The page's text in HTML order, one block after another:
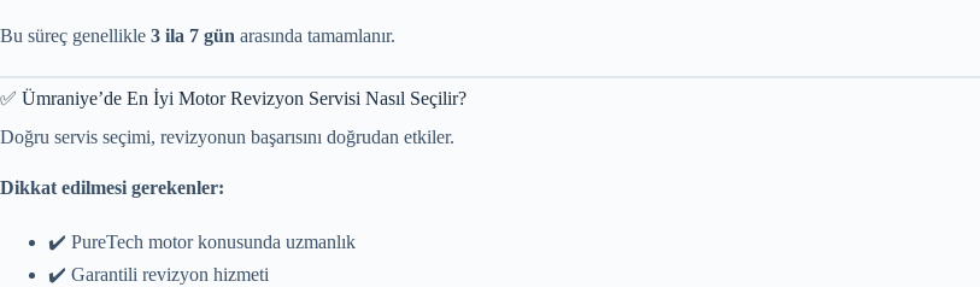
Bu süreç genellikle 3 ila 7 gün arasında tamamlanır.
✅ Ümraniye’de En İyi Motor Revizyon Servisi Nasıl Seçilir?
Doğru servis seçimi, revizyonun başarısını doğrudan etkiler.
Dikkat edilmesi gerekenler:
✔️ PureTech motor konusunda uzmanlık
✔️ Garantili revizyon hizmeti